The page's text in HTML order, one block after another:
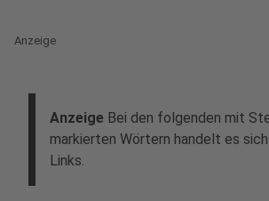
Anzeige
Anzeige Bei den folgenden mit
markierten Wörtern handelt es
Links.